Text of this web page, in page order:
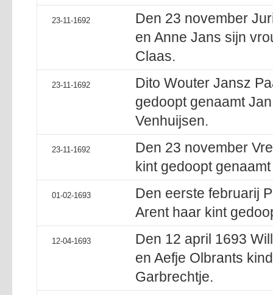
23-11-1692
Den 23 november
en Anne Jans sijn
Claas.
23-11-1692
Dito Wouter Jansz
gedoopt genaamt
Venhuijsen.
23-11-1692
Den 23 november
kint gedoopt
01-02-1693
Den eerste februarij
Arent haar kint
12-04-1693
Den 12 april 1693
en Aefje Olbrants
Garbrechtje.